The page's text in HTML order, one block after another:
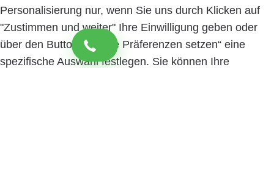
Personalisierung nur, wenn Sie uns durch Klicken auf
"Zustimmen und weiter" Ihre Einwilligung geben oder
über den Button „Cookie Präferenzen setzen“ eine
spezifische Auswahl festlegen. Sie können Ihre